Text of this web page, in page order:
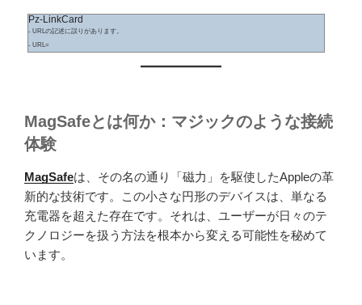
Pz-LinkCard
- URLの記述に誤りがあります。
- URL=
MagSafeとは何か：マジックのような接続
体験
MagSafeは、その名の通り「磁力」を駆使したAppleの革
新的な技術です。この小さな円形のデバイスは、単なる
充電器を超えた存在です。それは、ユーザーが日々のテ
クノロジーを扱う方法を根本から変える可能性を秘めて
います。